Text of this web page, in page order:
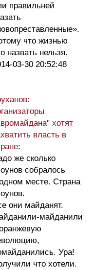
правильней
что жизнью
назвать нельзя.
03-30 20:52:48
хотят
власть в
:
же сколько
собралось
месте. Страна
они майданят.
майданили
Ура!
что хотели.